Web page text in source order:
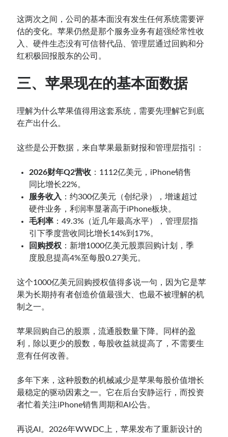
这两次之间，公司的基本面没有发生任何系统需要评
估的变化。苹果仍然是那个服务业务有超强经常性收
入、硬件生态没有可信替代品、管理层通过回购和分
红积极回报股东的公司。
三、苹果现在的基本面数据
理解为什么苹果值得用这套系统，需要先理解它到底
在产出什么。
这些是公开数据，来自苹果最新财报和管理层指引：
2026财年Q2营收 ：1112亿美元，iPhone销售
同比增长22%。
服务收入 ：约300亿美元（创纪录），增速超过
硬件业务，利润率显著高于iPhone板块。
毛利率 ：49.3%（近几年最高水平），管理层指
引下季度营收同比增长14%到17%。
回购授权 ：新增1000亿美元股票回购计划，季
度股息提高4%至每股0.27美元。
这个1000亿美元回购授权值得多说一句，因为它是苹
果为长期持有者创造价值最强大、也最不被理解的机
制之一。
苹果回购自己的股票，流通股数量下降。同样的盈
利，除以更少的股数，每股收益就提高了，不需要生
意有任何改善。
多年下来，这种股数的机械减少是苹果每股价值增长
最稳定的驱动因素之一。它在后台安静运行，而投资
者忙着关注iPhone销售周期和AI公告。
再说AI。2026年WWDC上，苹果发布了重新设计的